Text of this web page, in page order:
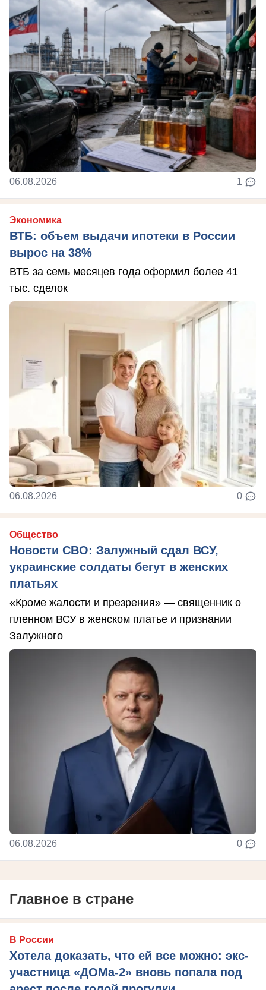
06.08.2026 1
Экономика
ВТБ: объем выдачи ипотеки в России
вырос на 38%
ВТБ за семь месяцев года оформил более 41
тыс. сделок
06.08.2026 0
Общество
Новости СВО: Залужный сдал ВСУ,
украинские солдаты бегут в женских
платьях
«Кроме жалости и презрения» — священник о
пленном ВСУ в женском платье и признании
Залужного
06.08.2026 0
Главное в стране
В России
Хотела доказать, что ей все можно: экс-
участница «ДОМа-2» вновь попала под